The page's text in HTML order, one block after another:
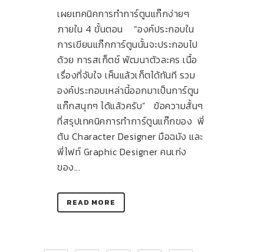
เผยเทคนิคการทำการ์ตูนแก๊กง่ายๆ
ภายใน 4 ขั้นตอน “องค์ประกอบใน
การเขียนแก๊กการ์ตูนนั้นจะประกอบไป
ด้วย การสเก็ตช์ พัฒนาตัวละคร เนื้อ
เรื่องที่จับใจ เห็นแล้วเก็ตได้ทันที รวม
องค์ประกอบเหล่านี้ออกมาเป็นการ์ตูน
แก๊กสนุกๆ ได้แล้วครับ” ข้อความสั้นๆ
ที่สรุปเทคนิคการทำการ์ตูนแก๊กของ พี่
ต้น Character Designer มือฉมัง และ
พี่ไฟท์ Graphic Designer คนเก่ง
ของ...
READ MORE